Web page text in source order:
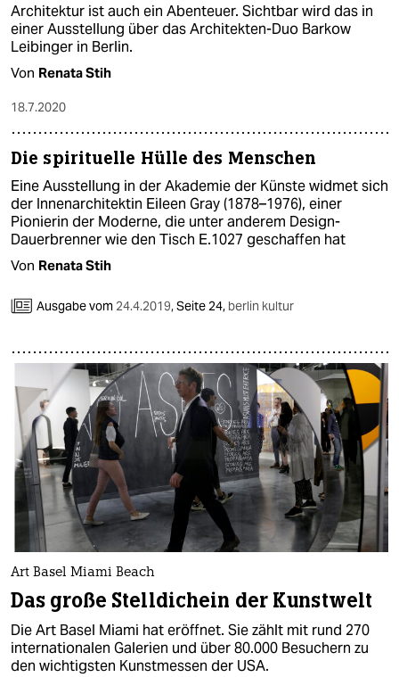
Architektur ist auch ein Abenteuer. Sichtbar wird das in
einer Ausstellung über das Architekten-Duo Barkow
Leibinger in Berlin.
Von Renata Stih
18.7.2020
Die spirituelle Hülle des Menschen
Eine Ausstellung in der Akademie der Künste widmet sich
der Innenarchitektin Eileen Gray (1878–1976), einer
Pionierin der Moderne, die unter anderem Design-
Dauerbrenner wie den Tisch E.1027 geschaffen hat
Von Renata Stih
Ausgabe vom 24.4.2019,Seite 24, berlin kultur
Art Basel Miami Beach
Das große Stelldichein der Kunstwelt
Die Art Basel Miami hat eröffnet. Sie zählt mit rund 270
internationalen Galerien und über 80.000 Besuchern zu
den wichtigsten Kunstmessen der USA.